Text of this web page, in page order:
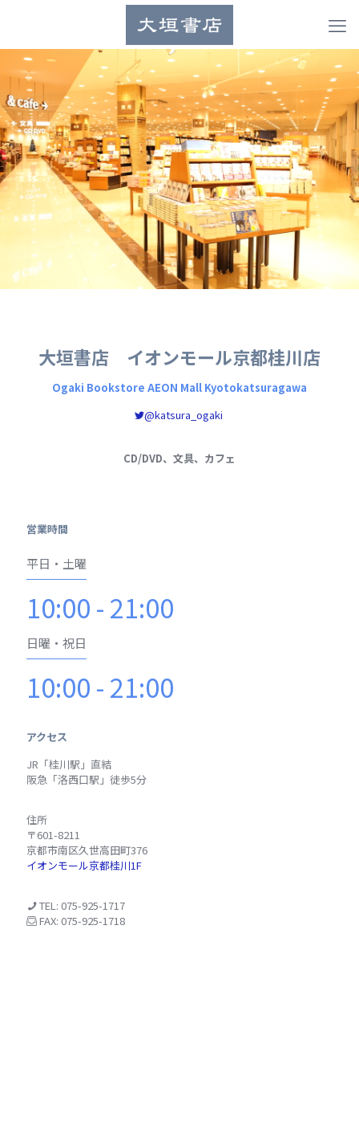
大垣書店 イオンモール京都桂川店
Ogaki Bookstore AEON Mall Kyotokatsuragawa
@katsura_ogaki
CD/DVD、文具、カフェ
営業時間
平日・土曜
10:00 - 21:00
日曜・祝日
10:00 - 21:00
アクセス
JR「桂川駅」直結
阪急「洛西口駅」徒歩5分
住所
〒601-8211
京都市南区久世高田町376
イオンモール京都桂川1F
TEL: 075-925-1717
FAX: 075-925-1718